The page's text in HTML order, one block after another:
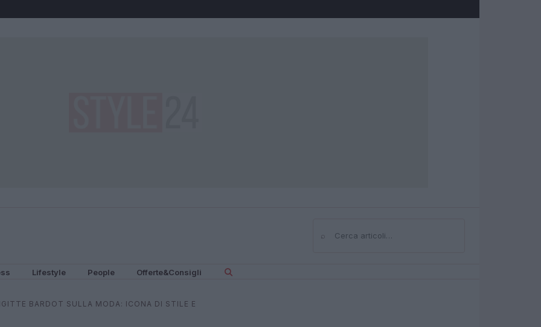
⌕Cerca
Lifestyle People Offerte&Consigli
BARDOT SULLA MODA: ICONA DI STILE E